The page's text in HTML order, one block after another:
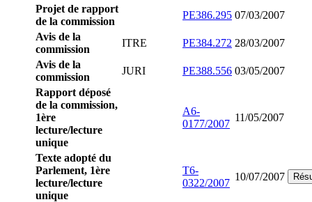
Projet de rapport
de la commission
PE386.295 07/03/2007
Avis de la
commission
ITRE PE384.272 28/03/2007
Avis de la
commission
JURI PE388.556 03/05/2007
Rapport déposé
de la commission,
1ère
lecture/lecture
unique
A6-
0177/2007
11/05/2007
Texte adopté du
Parlement, 1ère
lecture/lecture
unique
T6-
0322/2007
10/07/2007